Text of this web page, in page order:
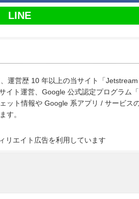
LINE
運営歴 10 年以上の当サイト「Jetstream
イト運営、Google 公式認定プログラム
ット情報や Google 系アプリ / サービス
す。
リエイト広告を利用しています